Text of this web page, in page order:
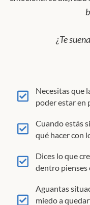
¿Te
Necesitas que
poder estar en
Cuando estás
qué hacer con
Dices lo que
dentro pienses
Aguantas
miedo a